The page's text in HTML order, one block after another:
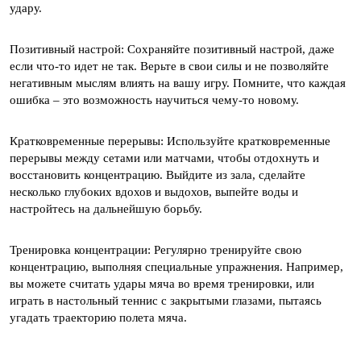
удару.
Позитивный настрой: Сохраняйте позитивный настрой, даже
если что-то идет не так. Верьте в свои силы и не позволяйте
негативным мыслям влиять на вашу игру. Помните, что каждая
ошибка – это возможность научиться чему-то новому.
Кратковременные перерывы: Используйте кратковременные
перерывы между сетами или матчами, чтобы отдохнуть и
восстановить концентрацию. Выйдите из зала, сделайте
несколько глубоких вдохов и выдохов, выпейте воды и
настройтесь на дальнейшую борьбу.
Тренировка концентрации: Регулярно тренируйте свою
концентрацию, выполняя специальные упражнения. Например,
вы можете считать удары мяча во время тренировки, или
играть в настольный теннис с закрытыми глазами, пытаясь
угадать траекторию полета мяча.